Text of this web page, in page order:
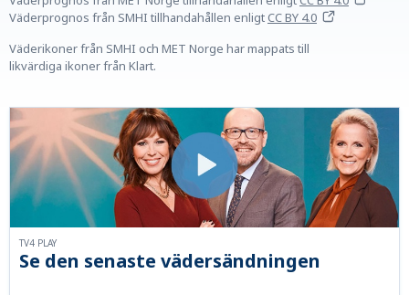
Väderprognos från SMHI tillhandahållen enligtCC BY 4.0
Väderikoner från SMHI och MET Norge har mappats till
likvärdiga ikoner från Klart.
Se den senaste vädersändningen
TV4 PLAY